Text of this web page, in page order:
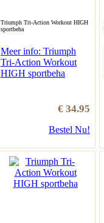
Triumph Tri-Action Workout HIGH
sportbeha
Meer info: Triumph
Tri-Action Workout
HIGH sportbeha
€ 34.95
Bestel Nu!